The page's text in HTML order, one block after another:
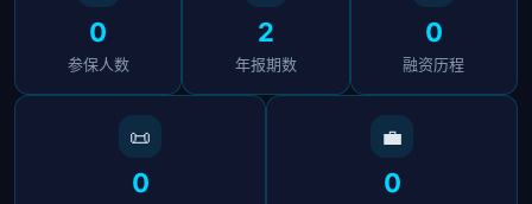
0
参保人数
2
年报期数
0
融资历程
📜
0
💼
0